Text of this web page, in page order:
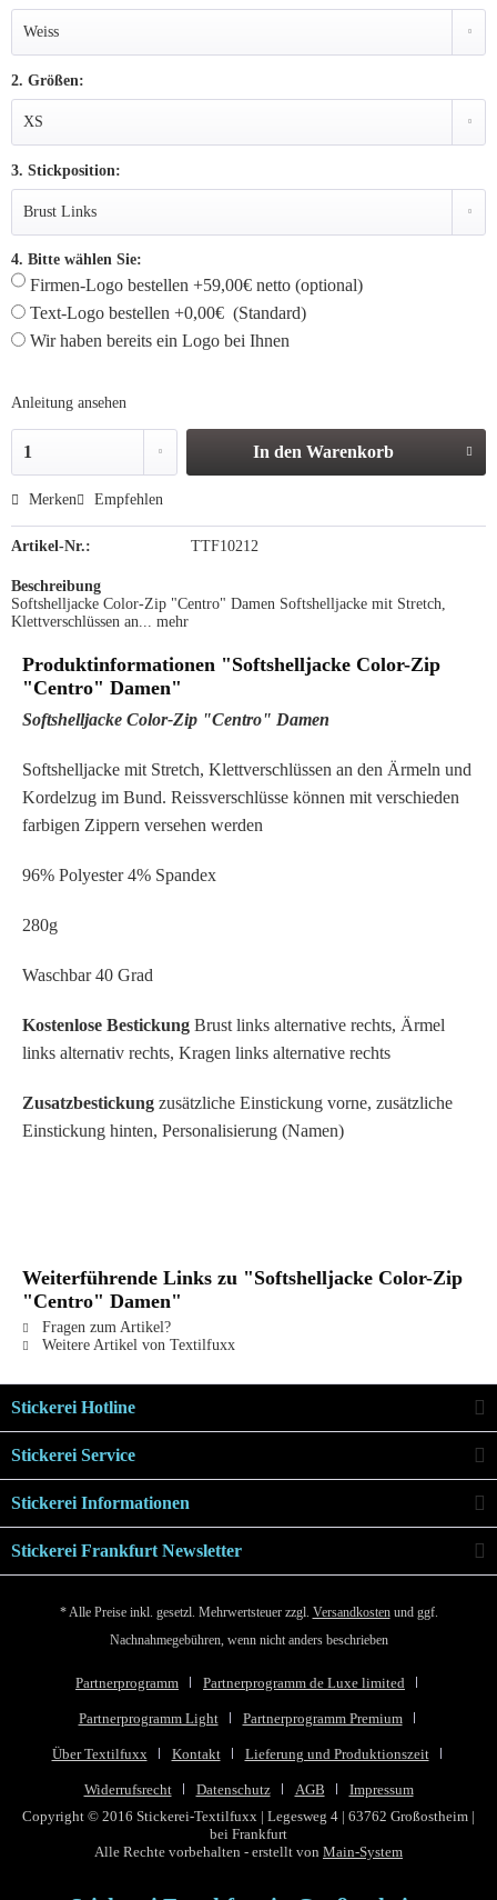
2. Größen:
3. Stickposition:
4. Bitte wählen Sie:
Firmen-Logo bestellen +59,00€ netto (optional)
Text-Logo bestellen +0,00€ (Standard)
Wir haben bereits ein Logo bei Ihnen
Anleitung ansehen
In den Warenkorb
Merken Empfehlen
Artikel-Nr.: TTF10212
Beschreibung
Softshelljacke Color-Zip "Centro" Damen Softshelljacke mit Stretch,
Klettverschlüssen an... mehr
Produktinformationen "Softshelljacke Color-Zip
"Centro" Damen"
Softshelljacke Color-Zip "Centro" Damen
Softshelljacke mit Stretch, Klettverschlüssen an den Ärmeln und
Kordelzug im Bund. Reissverschlüsse können mit verschieden
farbigen Zippern versehen werden
96% Polyester 4% Spandex
280g
Waschbar 40 Grad
Kostenlose Bestickung Brust links alternative rechts, Ärmel
links alternativ rechts, Kragen links alternative rechts
Zusatzbestickung zusätzliche Einstickung vorne, zusätzliche
Einstickung hinten, Personalisierung (Namen)
Weiterführende Links zu "Softshelljacke Color-Zip
"Centro" Damen"
Fragen zum Artikel?
Weitere Artikel von Textilfuxx
Stickerei Hotline
Stickerei Service
Stickerei Informationen
Stickerei Frankfurt Newsletter
* Alle Preise inkl. gesetzl. Mehrwertsteuer zzgl. Versandkostenund ggf.
Nachnahmegebühren, wenn nicht anders beschrieben
Partnerprogramm Partnerprogramm de Luxe limited
Partnerprogramm Light Partnerprogramm Premium
Über Textilfuxx Kontakt Lieferung und Produktionszeit
Widerrufsrecht Datenschutz AGB
Impressum
Copyright © 2016 Stickerei-Textilfuxx | Legesweg 4 | 63762 Großostheim |
bei Frankfurt
Alle Rechte vorbehalten - erstellt von Main-System